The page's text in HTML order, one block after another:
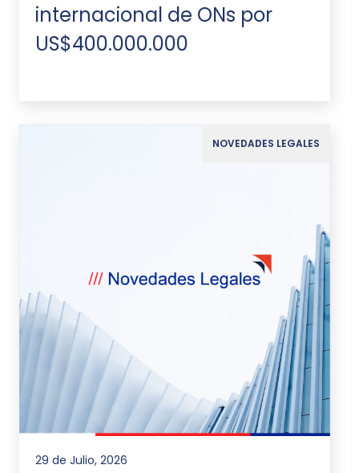
internacional de ONs por
US$400.000.000
NOVEDADES LEGALES
29 de Julio, 2026